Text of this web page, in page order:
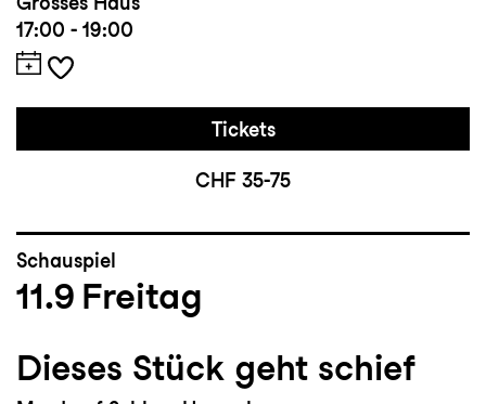
17:00 - 19:00
Tickets
CHF 35-75
Schauspiel
11.9 Freitag
Dieses Stück geht schief